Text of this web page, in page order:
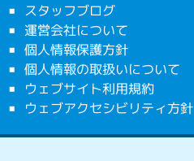
スタッフブログ
運営会社について
個人情報保護方針
個人情報の取扱いについて
ウェブサイト利用規約
ウェブアクセシビリティ方針